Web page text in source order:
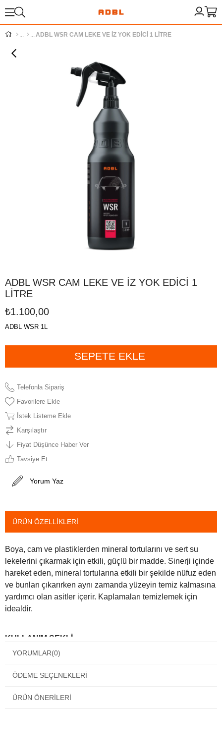
ADBL WSR CAM LEKE VE İZ YOK EDİCİ 1 LİTRE
ADBL WSR CAM LEKE VE İZ YOK EDİCİ 1
LİTRE
₺1.100,00
ADBL WSR 1L
Telefonla Sipariş
Favorilere Ekle
İstek Listeme Ekle
Karşılaştır
Fiyat Düşünce Haber Ver
Tavsiye Et
Yorum Yaz
ÜRÜN ÖZELLIKLERI
Boya, cam ve plastiklerden mineral tortularını ve sert su
lekelerini çıkarmak için etkili, güçlü bir madde. Sinerji içinde
hareket eden, mineral tortularına etkili bir şekilde nüfuz eden
ve bunları çıkarırken aynı zamanda yüzeyin temiz kalmasına
yardımcı olan asitler içerir. Kaplamaları temizlemek için
idealdir.
KULLANIM ŞEKLİ
Serin bir yüzeye uygulayın.
yedirin.
Basınçlı su ile iyice durulayın.
YORUMLAR(0)
ÖDEME SEÇENEKLERI
ÜRÜN ÖNERILERI